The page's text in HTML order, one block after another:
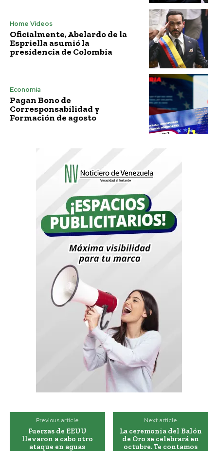
Home Vídeos
Oficialmente, Abelardo de la
Espriella asumió la
presidencia de Colombia
Economía
Pagan Bono de
Corresponsabilidad y
Formación de agosto
Previous article
Fuerzas de EEUU
llevaron a cabo otro
ataque en aguas
Next article
La ceremonia del Balón
de Oro se celebrará en
octubre. Te contamos